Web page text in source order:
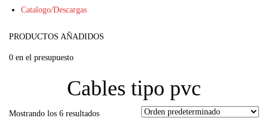
Catalogo/Descargas
PRODUCTOS AÑADIDOS
0 en el presupuesto
Cables tipo pvc
Mostrando los 6 resultados